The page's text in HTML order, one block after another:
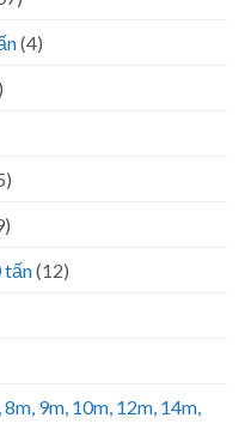
(4)
tấn(12)
9m, 10m, 12m, 14m,